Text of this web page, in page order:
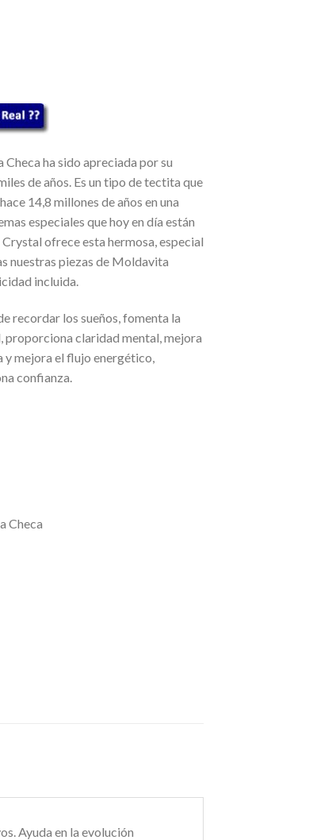
ha sido apreciada por su
de años. Es un tipo de tectita que
14,8 millones de años en una
especiales que hoy en día están
ofrece esta hermosa, especial
nuestras piezas de Moldavita
incluida.
recordar los sueños, fomenta la
claridad mental, mejora
y mejora el flujo energético,
confianza.
Checa
Ayuda en la evolución